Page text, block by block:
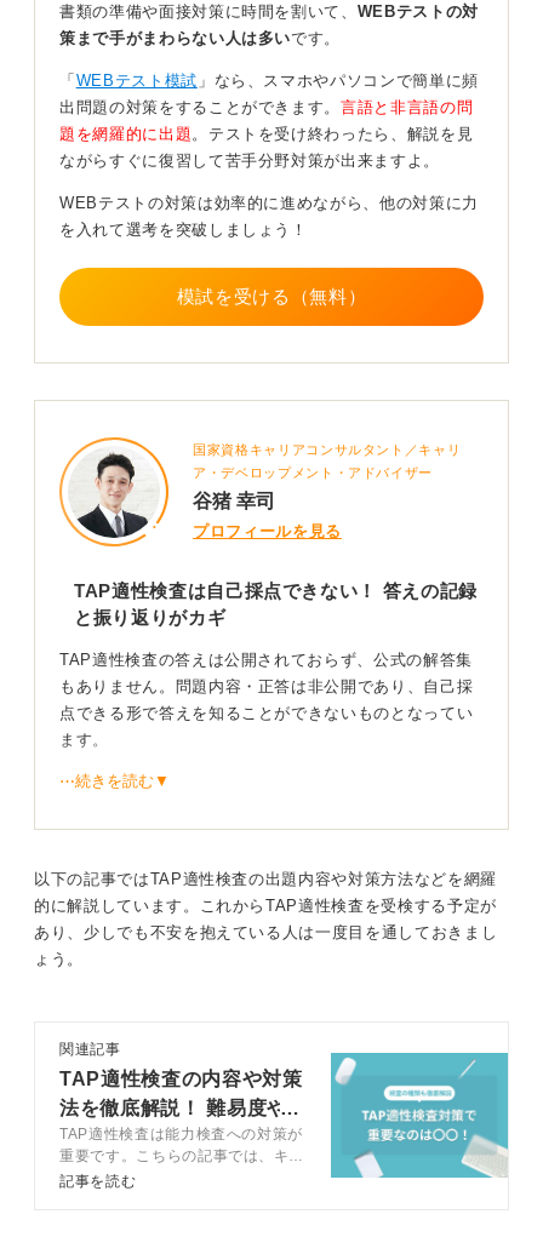
ただし、TAPの特徴として採点がスピーディーというの
閲覧できます。
また、マークシート場合も原則即日報告（15:30以降に日
本文化科学社に到着した場合は基本的には翌日処理）で
TAPの効果的な復習方法ですが、やはりメインとなる数
大学レベルの問題とも言われていますが、まずは基本的
な公式を抑えることと、公式を運用した問題を問いてく
また、時間も限られているため、解ける問題から解くよ
うにします。
0
書類の準備や面接対策に時間を割いて、 WEBテストの対
策まで手がまわらない人は多いです。
「 WEBテスト模試 」なら、スマホやパソコンで簡単に頻
出問題の対策をすることができます。言語と非言語の問
題を網羅的に出題 。テストを受け終わったら、解説を見
ながらすぐに復習して苦手分野対策が出来ますよ。
WEBテストの対策は効率的に進めながら、他の対策に力
を入れて選考を突破しましょう！
模試を受ける（無料）
国家資格キャリアコンサルタント／キャリ
ア・デベロップメント・アドバイザー
谷猪 幸司
プロフィールを見る
TAP適性検査は自己採点できない！ 答えの記録
と振り返りがカギ
TAP適性検査の答えは公開されておらず、公式の解答集
もありません。問題内容・正答は非公開であり、自己採
点できる形で答えを知ることができないものとなってい
ます。
それではどのようにして復習や自己採点をおこなえば良
人間の記憶の保管できる容量や期間は決まっているた
め、すぐに振り返ることが大切です。
また自己分析と比較しておくことも大切です。自分の傾
向などが企業に対して、どのように見られるのかを推測
しておくことが大切です。
⋯続きを読む▼
以下の記事ではTAP適性検査の出題内容や対策方法などを網羅
的に解説しています。これからTAP適性検査を受検する予定が
あり、少しでも不安を抱えている人は一度目を通しておきまし
ょう。
関連記事
TAP適性検査の内容や対策
法を徹底解説！ 難易度や
特徴も紹介
TAP適性検査は能力検査への対策が
重要です。こちらの記事では、キャ
リアコンサルタントや適性検査対策
記事を読む